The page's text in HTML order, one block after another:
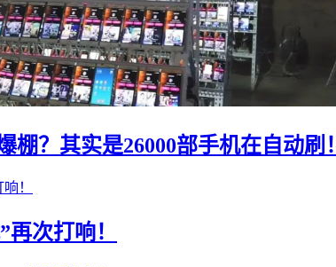
棚？其实是26000部手机在自动刷！
次打响！